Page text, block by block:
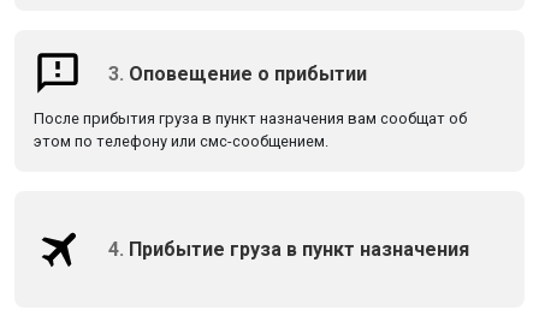
3. Оповещение о прибытии
После прибытия груза в пункт назначения вам сообщат об
этом по телефону или смс-сообщением.
4. Прибытие груза в пункт назначения